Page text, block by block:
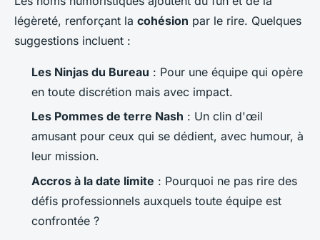
légèreté, renforçant la cohésion par le rire. Quelques
suggestions incluent :
Les Ninjas du Bureau : Pour une équipe qui opère
en toute discrétion mais avec impact.
Les Pommes de terre Nash : Un clin d'œil
amusant pour ceux qui se dédient, avec humour, à
leur mission.
Accros à la date limite : Pourquoi ne pas rire des
défis professionnels auxquels toute équipe est
confrontée ?